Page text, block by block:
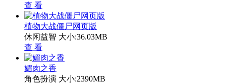
查 看
植物大战僵尸网页版
休闲益智 大小:36.03MB
查 看
媚肉之香
角色扮演 大小:2390MB